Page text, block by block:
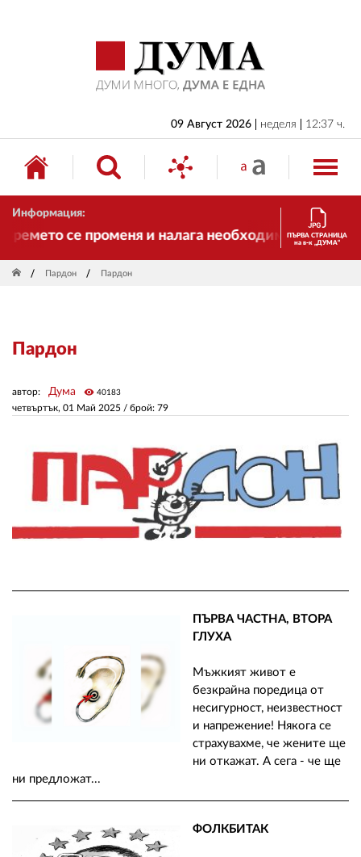
09 Август 2026 неделя 12:37 ч.
Информация:
се променя и налага необходимостта отПЪРВА СТРАНИЦА
на в-к „ДУМА“
Пардон Пардон
Пардон
четвъртък, 01 Май 2025 / брой: 79
автор: Дума visibility 40183
ПЪРВА ЧАСТНА, ВТОРА
ГЛУХА
Мъжкият живот е
безкрайна поредица от
несигурност, неизвестност
и напрежение! Някога се
страхувахме, че жените ще
ни откажат. А сега - че ще
ни предложат...
ФОЛКБИТАК
БЪЛГАРИЯ
ИКОНОМИКА
ИЗБОРИ
СВЯТ
ЗА НАС
РЕДАКЦИЯ
КОНТАКТИ
РЕКЛАМА
ПОЛИТИКА ЗА БИСКВИТКИТЕ
ПОЛИТИКАТА ЗА
ПОВЕРИТЕЛНОСТ
02 975 20 35